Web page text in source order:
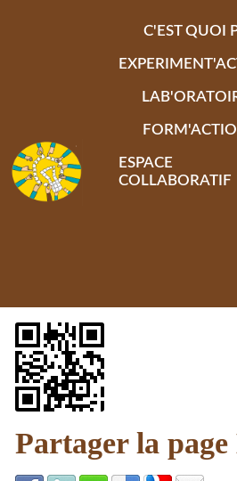
C'EST QUOI
ESPACE
COLLABORATIF
Partager la